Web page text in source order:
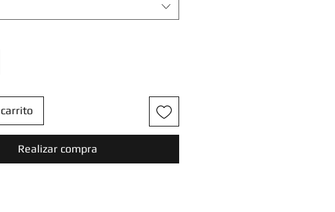
Realizar compra